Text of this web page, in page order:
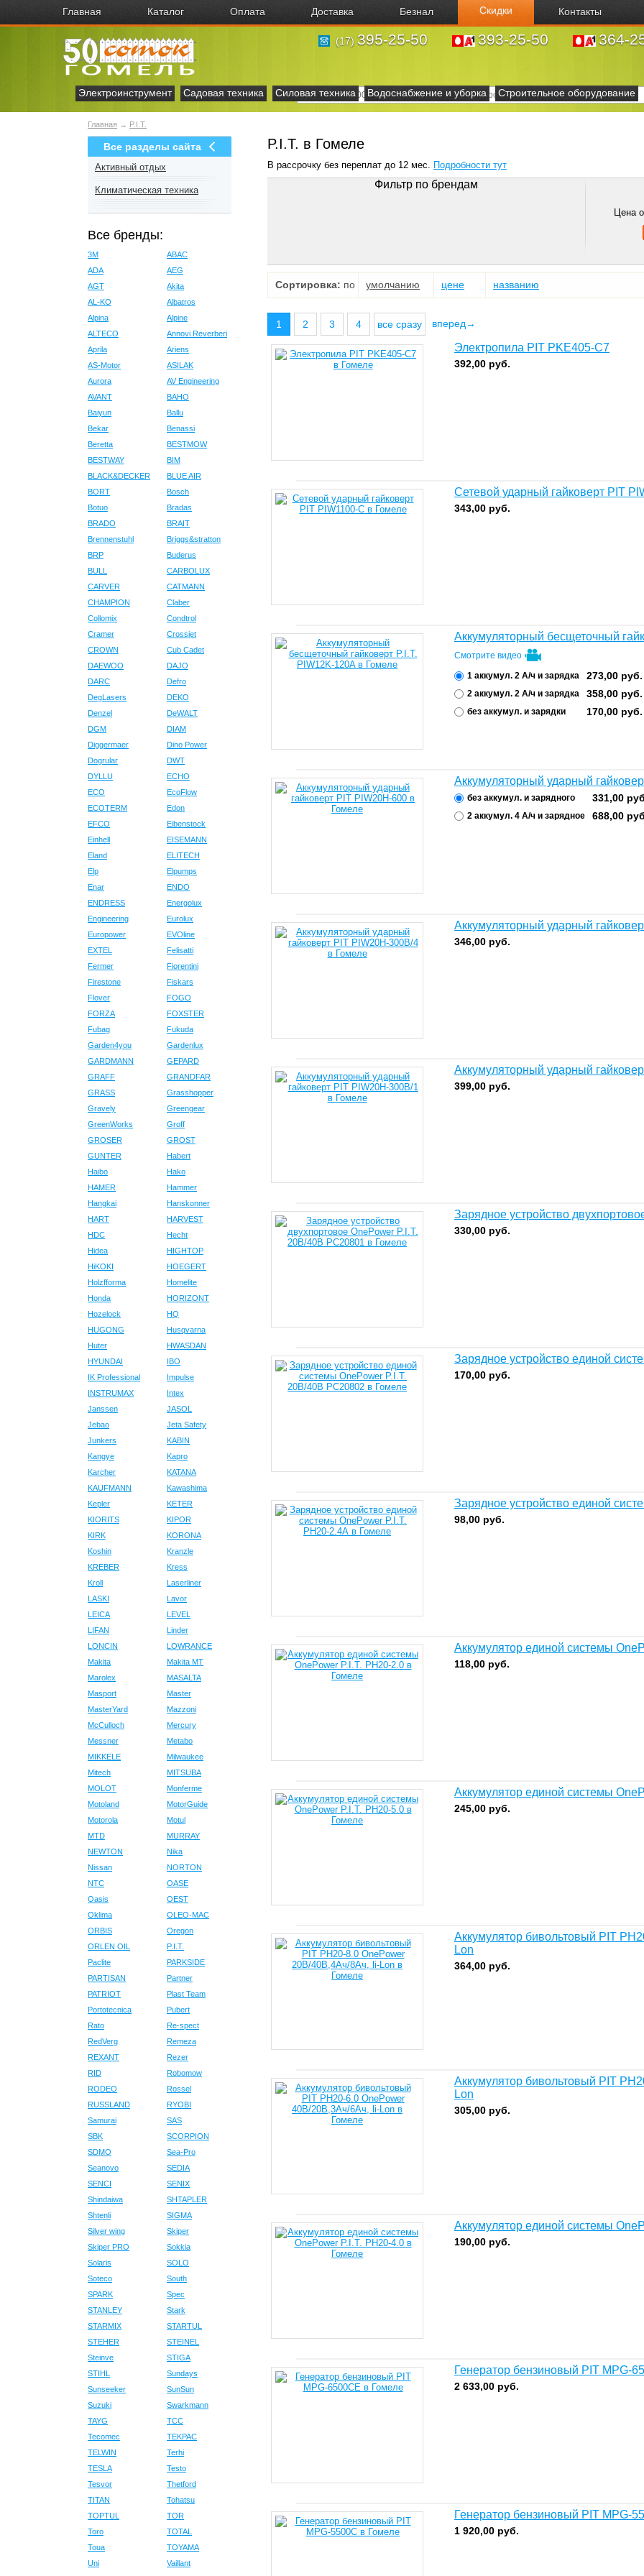
Главная Каталог Оплата Доставка Безнал Скидки Контакты
(17) 395-25-50 393-25-50 364-
Электроинструмент Садовая техника Силовая техника Водоснабжение и уборка Строительное оборудование
Главная → P.I.T.
Все разделы сайта
Активный отдых
Климатическая техника
Все бренды:
3M
ABAC
ADA
AEG
AGT
Akita
AL-KO
Albatros
Alpina
Alpine
ALTECO
Annovi Reverberi
Aprila
Ariens
AS-Motor
ASILAK
Aurora
AV Engineering
AVANT
BAHO
Baiyun
Ballu
Bekar
Benassi
Beretta
BESTMOW
BESTWAY
BIM
BLACK&DECKER
BLUE AIR
BORT
Bosch
Botuo
Bradas
BRADO
BRAIT
Brennenstuhl
Briggs&stratton
BRP
Buderus
BULL
CARBOLUX
CARVER
CATMANN
CHAMPION
Claber
Collomix
Condtrol
Cramer
Crossjet
CROWN
Cub Cadet
DAEWOO
DAJO
DARC
Defro
DegLasers
DEKO
Denzel
DeWALT
DGM
DIAM
Diggermaer
Dino Power
Dogrular
DWT
DYLLU
ECHO
ECO
EcoFlow
ECOTERM
Edon
EFCO
Eibenstock
Einhell
EISEMANN
Eland
ELITECH
Elp
Elpumps
Enar
ENDO
ENDRESS
Energolux
Engineering
Eurolux
Europower
EVOline
EXTEL
Felisatti
Fermer
Fiorentini
Firestone
Fiskars
Flover
FOGO
FORZA
FOXSTER
Fubag
Fukuda
Garden4you
Gardenlux
GARDMANN
GEPARD
GRAFF
GRANDFAR
GRASS
Grasshopper
Gravely
Greengear
GreenWorks
Groff
GROSER
GROST
GUNTER
Habert
Haibo
Hako
HAMER
Hammer
Hangkai
Hanskonner
HART
HARVEST
HDC
Hecht
Hidea
HIGHTOP
HiKOKI
HOEGERT
Holzfforma
Homelite
Honda
HORIZONT
Hozelock
HQ
HUGONG
Husqvarna
Huter
HWASDAN
HYUNDAI
IBO
IK Professional
Impulse
INSTRUMAX
Intex
Janssen
JASOL
Jebao
Jeta Safety
Junkers
KABIN
Kangye
Kapro
Karcher
KATANA
KAUFMANN
Kawashima
Kepler
KETER
KIORITS
KIPOR
KIRK
KORONA
Koshin
Kranzle
KREBER
Kress
Kroll
Laserliner
LASKI
Lavor
LEICA
LEVEL
LIFAN
Linder
LONCIN
LOWRANCE
Makita
Makita MT
Marolex
MASALTA
Masport
Master
MasterYard
Mazzoni
McCulloch
Mercury
Messner
Metabo
MIKKELE
Milwaukee
Mitech
MITSUBA
MOLOT
Monferme
Motoland
MotorGuide
Motorola
Motul
MTD
MURRAY
NEWTON
Nika
Nissan
NORTON
NTC
OASE
Oasis
OEST
Oklima
OLEO-MAC
ORBIS
Oregon
ORLEN OIL
P.I.T.
Paclite
PARKSIDE
PARTISAN
Partner
PATRIOT
Plast Team
Portotecnica
Pubert
Rato
Re-spect
RedVerg
Remeza
REXANT
Rezer
RID
Robomow
RODEO
Rossel
RUSSLAND
RYOBI
Samurai
SAS
SBK
SCORPION
SDMO
Sea-Pro
Seanovo
SEDIA
SENCI
SENIX
Shindaiwa
SHTAPLER
Shtenli
SIGMA
Silver wing
Skiper
Skiper PRO
Sokkia
Solaris
SOLO
Soteco
South
SPARK
Spec
STANLEY
Stark
STARMIX
STARTUL
STEHER
STEINEL
Steinve
STIGA
STIHL
Sundays
Sunseeker
SunSun
Suzuki
Swarkmann
TAYG
TCC
Tecomec
TEKPAC
TELWIN
Terhi
TESLA
Testo
Tesvor
Thetford
TITAN
Tohatsu
TOPTUL
TOR
Toro
TOTAL
Toua
TOYAMA
Uni
Vaillant
P.I.T. в Гомеле
В рассрочку без переплат до 12 мес. Подробности тут
Фильтр по брендам
Цена
Сортировка: по умолчанию цене названию
1 2 3 4 все сразу вперед→
Электропила PIT PKE405-C7
392,00 руб.
Сетевой ударный гайковерт PIT
343,00 руб.
Аккумуляторный бесщеточный
Смотрите видео
1 аккумул. 2 А/ч и зарядка
273,00 руб.
2 аккумул. 2 А/ч и зарядка 358,00 руб.
без аккумул. и зарядки 170,00 руб.
Аккумуляторный ударный
без аккумул. и зарядного 331,00
2 аккумул. 4 А/ч и зарядное 688,00
Аккумуляторный ударный
346,00 руб.
Аккумуляторный ударный
399,00 руб.
Зарядное устройство
330,00 руб.
Зарядное устройство единой
170,00 руб.
Зарядное устройство единой
98,00 руб.
Аккумулятор единой системы
118,00 руб.
Аккумулятор единой системы
245,00 руб.
Аккумулятор бивольтовый PIT
Lon
364,00 руб.
Аккумулятор бивольтовый PIT
Lon
305,00 руб.
Аккумулятор единой системы
190,00 руб.
Генератор бензиновый PIT MPG-
2 633,00 руб.
Генератор бензиновый PIT MPG-
1 920,00 руб.